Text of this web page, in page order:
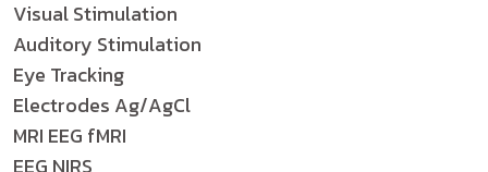
Visual Stimulation
Auditory Stimulation
Eye Tracking
Electrodes Ag/AgCl
MRI EEG fMRI
EEG NIRS